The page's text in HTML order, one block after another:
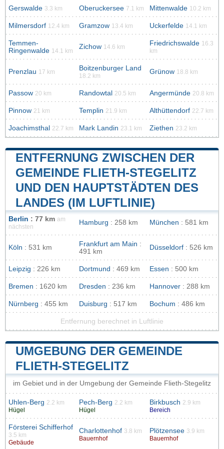
Gerswalde 3.3 km Oberuckersee 7.1 km Mittenwalde 10.2 km
Milmersdorf 12.4 km Gramzow 13.4 km Uckerfelde 14.1 km
Temmen-
Ringenwalde 14.1 km
Zichow 14.6 km Friedrichswalde 16.3
km
Prenzlau 17 km Boitzenburger Land
18.2 km
Grünow 18.8 km
Passow 20 km Randowtal 20.5 km Angermünde 20.8 km
Pinnow 21 km Templin 21.9 km Althüttendorf 22.7 km
Joachimsthal 22.7 km Mark Landin 23.1 km Ziethen 23.2 km
ENTFERNUNG ZWISCHEN DER
GEMEINDE FLIETH-STEGELITZ
UND DEN HAUPTSTÄDTEN DES
LANDES (IM LUFTLINIE)
Berlin : 77 km am
nächsten
Hamburg : 258 km München : 581 km
Köln : 531 km Frankfurt am Main :
491 km
Düsseldorf : 526 km
Leipzig : 226 km Dortmund : 469 km Essen : 500 km
Bremen : 1620 km Dresden : 236 km Hannover : 288 km
Nürnberg : 455 km Duisburg : 517 km Bochum : 486 km
Entfernung berechnet in Luftlinie
UMGEBUNG DER GEMEINDE
FLIETH-STEGELITZ
im Gebiet und in der Umgebung der Gemeinde Flieth-Stegelitz
Uhlen-Berg 2.2 km
Hügel
Pech-Berg 2.2 km
Hügel
Birkbusch 2.9 km
Bereich
Försterei Schifferhof
3.5 km
Gebäude
Charlottenhof 3.8 km
Bauernhof
Plötzensee 3.9 km
Bauernhof